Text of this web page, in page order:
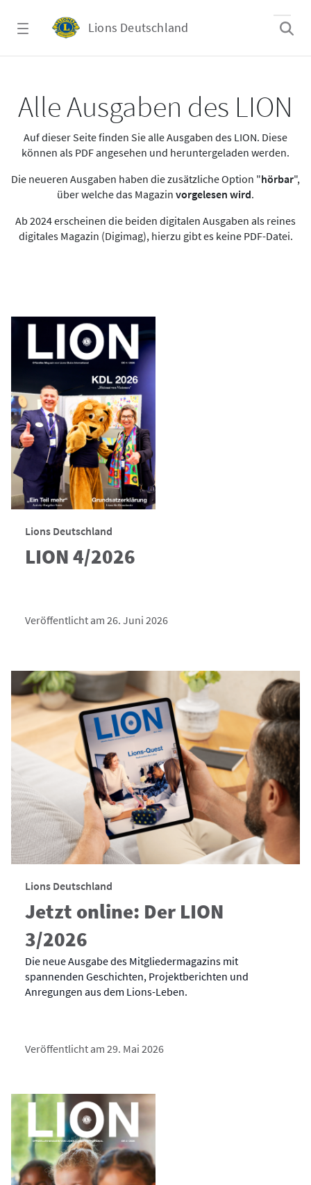
Lions Deutschland
Alle Ausgaben des LION
Auf dieser Seite finden Sie alle Ausgaben des LION. Diese
können als PDF angesehen und heruntergeladen werden.
Die neueren Ausgaben haben die zusätzliche Option "hörbar",
über welche das Magazin vorgelesen wird.
Ab 2024 erscheinen die beiden digitalen Ausgaben als reines
digitales Magazin (Digimag), hierzu gibt es keine PDF-Datei.
Lions Deutschland
LION 4/2026
Veröffentlicht am 26. Juni 2026
Lions Deutschland
Jetzt online: Der LION
3/2026
Die neue Ausgabe des Mitgliedermagazins mit
spannenden Geschichten, Projektberichten und
Anregungen aus dem Lions-Leben.
Veröffentlicht am 29. Mai 2026